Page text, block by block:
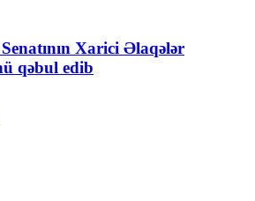
Xarici Əlaqələr
qəbul edib